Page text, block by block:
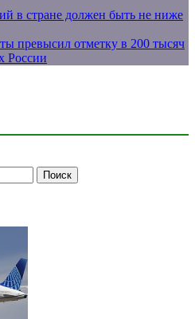
в стране должен быть не ниже
превысил отметку в 200 тысяч
России